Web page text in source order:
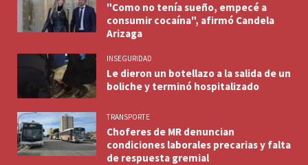
"Como no tenía sueño, empecé a
consumir cocaína", afirmó Candela
Arizaga
INSEGURIDAD
Le dieron un botellazo a la salida de un
boliche y terminó hospitalizado
TRANSPORTE
Choferes de MR denuncian
condiciones laborales precarias y falta
de respuesta gremial